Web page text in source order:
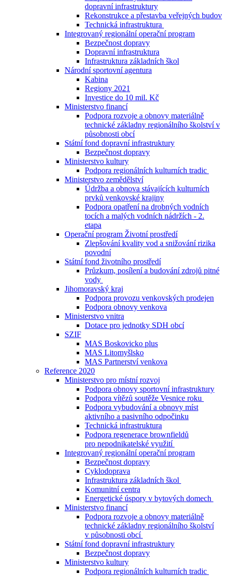
dopravní infrastruktury
Rekonstrukce a přestavba veřejných budov
Technická infrastruktura
Integrovaný regionální operační program
Bezpečnost dopravy
Dopravní infrastruktura
Infrastruktura základních škol
Národní sportovní agentura
Kabina
Regiony 2021
Investice do 10 mil. Kč
Ministerstvo financí
Podpora rozvoje a obnovy materiálně
technické základny regionálního školství v
působnosti obcí
Státní fond dopravní infrastruktury
Bezpečnost dopravy
Ministerstvo kultury
Podpora regionálních kulturních tradic
Ministerstvo zemědělství
Údržba a obnova stávajících kulturních
prvků venkovské krajiny
Podpora opatření na drobných vodních
tocích a malých vodních nádržích - 2.
etapa
Operační program Životní prostředí
Zlepšování kvality vod a snižování rizika
povodní
Státní fond životního prostředí
Průzkum, posílení a budování zdrojů pitné
vody
Jihomoravský kraj
Podpora provozu venkovských prodejen
Podpora obnovy venkova
Ministerstvo vnitra
Dotace pro jednotky SDH obcí
SZIF
MAS Boskovicko plus
MAS Litomyšlsko
MAS Partnerství venkova
Reference 2020
Ministerstvo pro místní rozvoj
Podpora obnovy sportovní infrastruktury
Podpora vítězů soutěže Vesnice roku
Podpora vybudování a obnovy míst
aktivního a pasivního odpočinku
Technická infrastruktura
Podpora regenerace brownfieldů
pro nepodnikatelské využití
Integrovaný regionální operační program
Bezpečnost dopravy
Cyklodoprava
Infrastruktura základních škol
Komunitní centra
Energetické úspory v bytových domech
Ministerstvo financí
Podpora rozvoje a obnovy materiálně
technické základny regionálního školství
v působnosti obcí
Státní fond dopravní infrastruktury
Bezpečnost dopravy
Ministerstvo kultury
Podpora regionálních kulturních tradic